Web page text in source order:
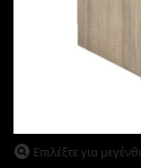
Επιλέξτε για